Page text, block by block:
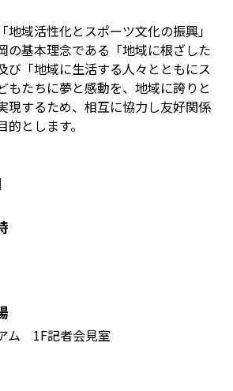
地域活性化とスポーツ文化の振興」
の基本理念である「地域に根ざした
び「地域に生活する人々とともにス
もたちに夢と感動を、地域に誇りと
現するため、相互に協力し友好関係
とします。
ム 1F記者会見室